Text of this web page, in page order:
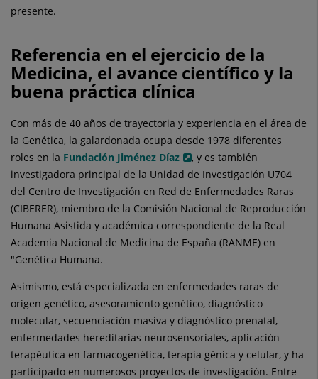
presente.
Referencia en el ejercicio de la
Medicina, el avance científico y la
buena práctica clínica
Con más de 40 años de trayectoria y experiencia en el área de
la Genética, la galardonada ocupa desde 1978 diferentes
roles en la Fundación Jiménez Díaz
, y es también
investigadora principal de la Unidad de Investigación U704
del Centro de Investigación en Red de Enfermedades Raras
(CIBERER), miembro de la Comisión Nacional de Reproducción
Humana Asistida y académica correspondiente de la Real
Academia Nacional de Medicina de España (RANME) en
"Genética Humana.
Asimismo, está especializada en enfermedades raras de
origen genético, asesoramiento genético, diagnóstico
molecular, secuenciación masiva y diagnóstico prenatal,
enfermedades hereditarias neurosensoriales, aplicación
terapéutica en farmacogenética, terapia génica y celular, y ha
participado en numerosos proyectos de investigación. Entre